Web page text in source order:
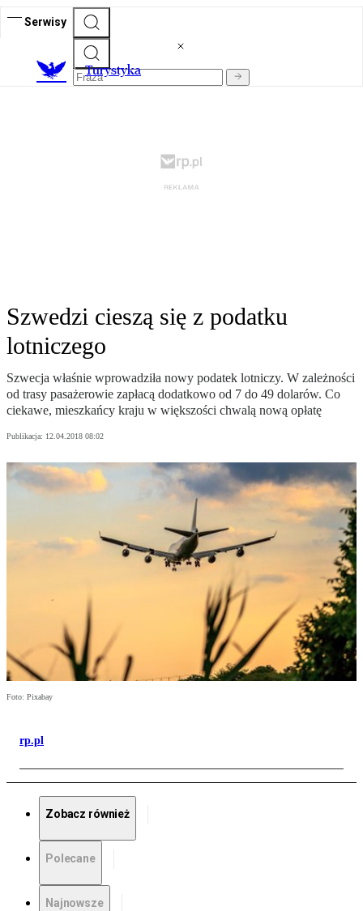
Serwisy
Turystyka
Szwedzi cieszą się z podatku
lotniczego
Szwecja właśnie wprowadziła nowy podatek lotniczy. W zależności
od trasy pasażerowie zapłacą dodatkowo od 7 do 49 dolarów. Co
ciekawe, mieszkańcy kraju w większości chwalą nową opłatę
Publikacja: 12.04.2018 08:02
Foto: Pixabay
rp.pl
Zobacz również
Polecane
Najnowsze